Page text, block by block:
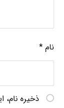
نام *
ذخیره نام،